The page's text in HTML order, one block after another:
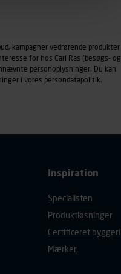
tidspunkt, hvad der
(computer,
kampagner vedrørende produkter
for hos Carl Ras (besøgs- og
personoplysninger. Du kan
i vores persondatapolitik.
Inspiration
Specialisten
Produktløsninger
Certificeret byggeri
Mærker